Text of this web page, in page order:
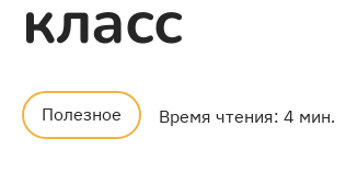
класс
Полезное Время чтения: 4 мин.